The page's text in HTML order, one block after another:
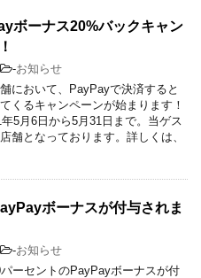
ボーナス20%バックキャン
-お知らせ
において、PayPayで決済すると
くるキャンペーンが始まります！
5月6日から5月31日まで。当ゲス
舗となっております。詳しくは、
ボーナスが付与されま
-お知らせ
ーセントのPayPayボーナスが付